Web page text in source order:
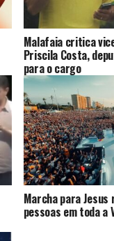
Malafaia critica
Priscila Costa,
para o cargo
Marcha para Jesus
pessoas em toda a